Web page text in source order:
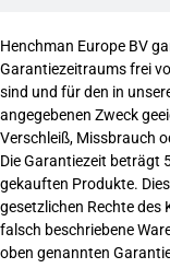
DE | EUR
Henchman Europe BV
Garantiezeitraums frei
sind und für den in
angegebenen Zweck
Verschleiß, Missbrauch
Die Garantiezeit beträgt
gekauften Produkte.
gesetzlichen Rechte des
falsch beschriebene
oben genannten